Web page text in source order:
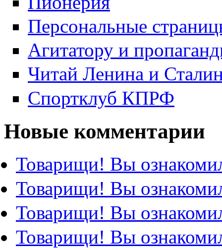
Персональные
Агитатору и
Читай Ленина и
Спортклуб КПРФ
Новые комментарии
Товарищи! Вы
Товарищи! Вы
Товарищи! Вы
Товарищи! Вы